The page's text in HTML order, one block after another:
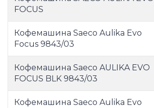
FOCUS
Кофемашина Saeco Aulika Evo
Focus 9843/03
Кофемашина Saeco AULIKA EVO
FOCUS BLK 9843/03
Кофемашина Saeco Aulika Evo